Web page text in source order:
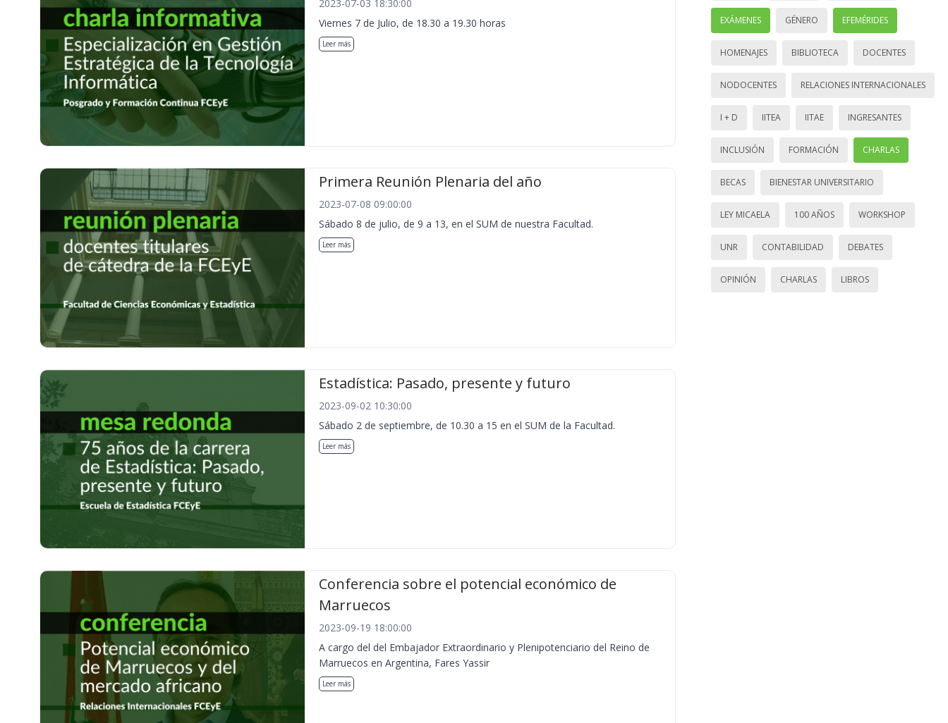
2023-07-03 18:30:00
Viernes 7 de Julio, de 18.30 a 19.30 horas
Leer más
Primera Reunión Plenaria del año
2023-07-08 09:00:00
Sábado 8 de julio, de 9 a 13, en el SUM de nuestra Facultad.
Leer más
Estadística: Pasado, presente y futuro
2023-09-02 10:30:00
Sábado 2 de septiembre, de 10.30 a 15 en el SUM de la Facultad.
Leer más
Conferencia sobre el potencial económico de
Marruecos
2023-09-19 18:00:00
A cargo del del Embajador Extraordinario y Plenipotenciario del Reino de
Marruecos en Argentina, Fares Yassir
Leer más
EXÁMENES GÉNERO EFEMÉRIDES
HOMENAJES BIBLIOTECA DOCENTES
NODOCENTES RELACIONES INTERNACIONALES
I + D IITEA IITAE INGRESANTES
INCLUSIÓN FORMACIÓN CHARLAS
BECAS BIENESTAR UNIVERSITARIO
LEY MICAELA 100 AÑOS WORKSHOP
UNR CONTABILIDAD DEBATES
OPINIÓN CHARLAS LIBROS